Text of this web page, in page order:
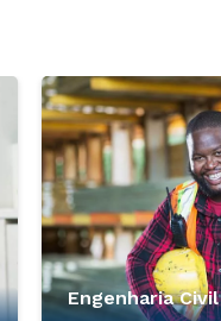
Engenharia Civil